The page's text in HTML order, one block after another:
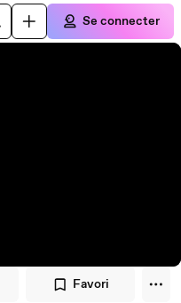
Se connecter
Favori